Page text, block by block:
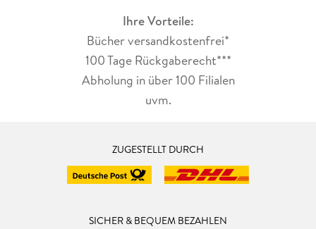
Ihre Vorteile:
Bücher versandkostenfrei*
100 Tage Rückgaberecht***
Abholung in über 100 Filialen
uvm.
ZUGESTELLT DURCH
SICHER & BEQUEM BEZAHLEN